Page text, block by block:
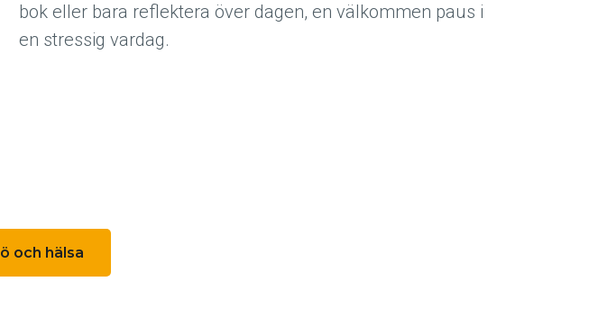
bok eller bara reflektera över dagen, en välkommen paus i
en stressig vardag.
och hälsa